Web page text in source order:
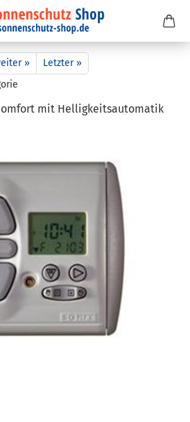
»
Letzter »
mit Hel­lig­keits­au­to­ma­tik